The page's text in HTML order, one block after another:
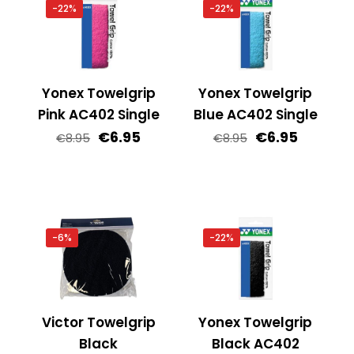
-22%
Yonex Towelgrip
Pink AC402 Single
€8.95 Oorspronkelijke
€6.95Huidige
-22%
Yonex Towelgrip
Blue AC402 Single
€8.95 €6.95Huidige
-6%
Victor Towelgrip
Black
-22%
Yonex Towelgrip
Black AC402